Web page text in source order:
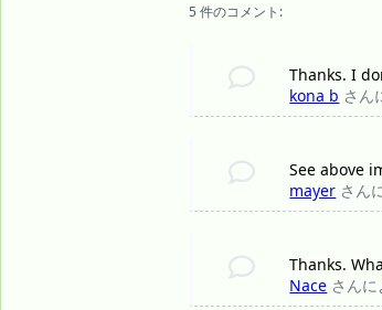
5 件のコメント:
Thanks. I
kona b さん
See above
mayer さん
Thanks.
Nace さん